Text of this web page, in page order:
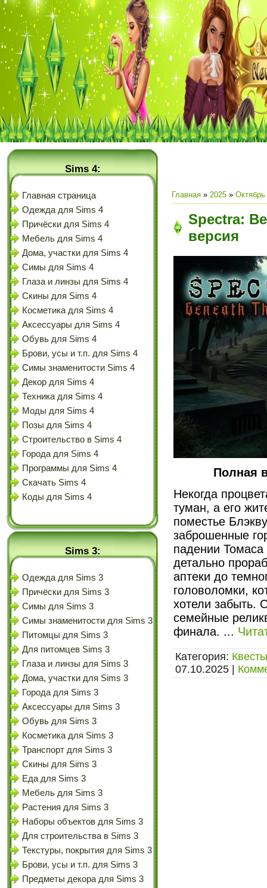
Sims 4:
Главная страница
Одежда для Sims 4
Причёски для Sims 4
Мебель для Sims 4
Дома, участки для Sims 4
Симы для Sims 4
Глаза и линзы для Sims 4
Скины для Sims 4
Косметика для Sims 4
Аксессуары для Sims 4
Обувь для Sims 4
Брови, усы и т.п. для Sims 4
Симы знаменитости Sims 4
Декор для Sims 4
Техника для Sims 4
Моды для Sims 4
Позы для Sims 4
Строительство в Sims 4
Города для Sims 4
Программы для Sims 4
Скачать Sims 4
Коды для Sims 4
Sims 3:
Одежда для Sims 3
Причёски для Sims 3
Симы для Sims 3
Симы знаменитости для Sims 3
Питомцы для Sims 3
Для питомцев Sims 3
Глаза и линзы для Sims 3
Дома, участки для Sims 3
Города для Sims 3
Аксессуары для Sims 3
Обувь для Sims 3
Косметика для Sims 3
Транспорт для Sims 3
Скины для Sims 3
Еда для Sims 3
Мебель для Sims 3
Растения для Sims 3
Наборы объектов для Sims 3
Для строительства в Sims 3
Текстуры, покрытия для Sims 3
Брови, усы и т.п. для Sims 3
Предметы декора для Sims 3
Главная » 2025 » Октябрь
Spectra:
версия
Полная
Некогда
туман, а его
поместье
заброшенные
падении
детально
аптеки до
головоломки,
хотели забыть.
семейные
финала. ...
Категория:
07.10.2025 |